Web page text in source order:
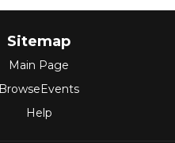
Sitemap
Main Page
BrowseEvents
Help